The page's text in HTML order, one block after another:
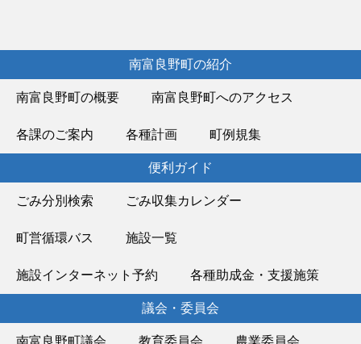
南富良野町の紹介
南富良野町の概要 南富良野町へのアクセス
各課のご案内 各種計画 町例規集
便利ガイド
ごみ分別検索 ごみ収集カレンダー
町営循環バス 施設一覧
施設インターネット予約 各種助成金・支援施策
議会・委員会
南富良野町議会 教育委員会 農業委員会